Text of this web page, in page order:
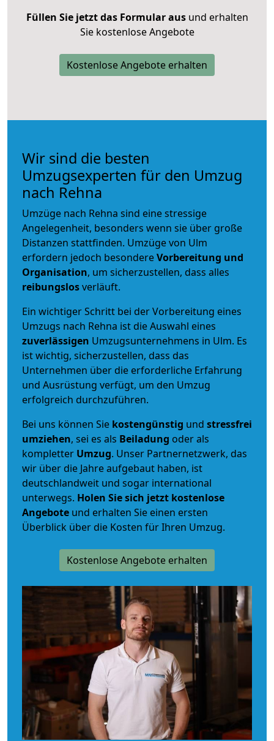
Füllen Sie jetzt das Formular ausund erhalten
Sie kostenlose Angebote
Kostenlose Angebote erhalten
Wir sind die besten
Umzugsexperten für den Umzug
nach Rehna
Umzüge nach Rehna sind eine stressige
Angelegenheit, besonders wenn sie über große
Distanzen stattfinden. Umzüge von Ulm
erfordern jedoch besondereVorbereitung und
Organisation, um sicherzustellen, dass alles
reibungslosverläuft.
Ein wichtiger Schritt bei der Vorbereitung eines
Umzugs nach Rehna ist die Auswahl eines
zuverlässigen Umzugsunternehmens in Ulm. Es
ist wichtig, sicherzustellen, dass das
Unternehmen über die erforderliche Erfahrung
und Ausrüstung verfügt, um den Umzug
erfolgreich durchzuführen.
Bei uns können Sie kostengünstig und stressfrei
umziehen, sei es als Beiladung oder als
kompletter Umzug. Unser Partnernetzwerk, das
wir über die Jahre aufgebaut haben, ist
deutschlandweit und sogar international
unterwegs. Holen Sie sich jetzt kostenlose
Angebote und erhalten Sie einen ersten
Überblick über die Kosten für Ihren Umzug.
Kostenlose Angebote erhalten